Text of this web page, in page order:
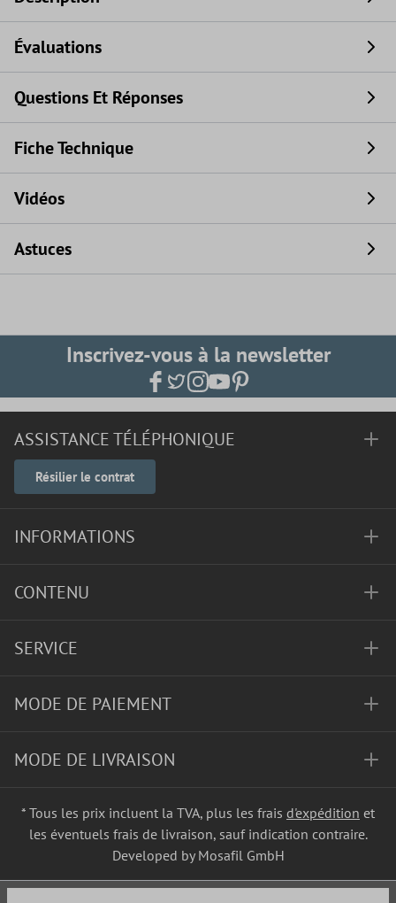
Évaluations
Questions Et Réponses
Fiche Technique
Vidéos
Astuces
Inscrivez-vous à la newsletter
ASSISTANCE TÉLÉPHONIQUE
Résilier le contrat
INFORMATIONS
CONTENU
SERVICE
MODE DE PAIEMENT
MODE DE LIVRAISON
* Tous les prix incluent la TVA, plus les frais d'expédition et
les éventuels frais de livraison, sauf indication contraire.
Developed by Mosafil GmbH